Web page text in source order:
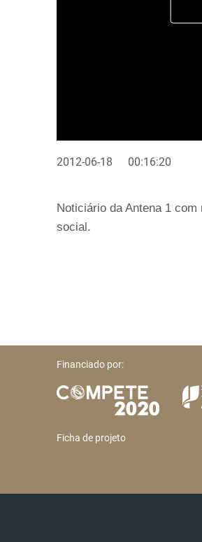
2012-06-18 00:16:20
Noticiário da Antena 1
social.
Financiado por:
Ficha de projeto